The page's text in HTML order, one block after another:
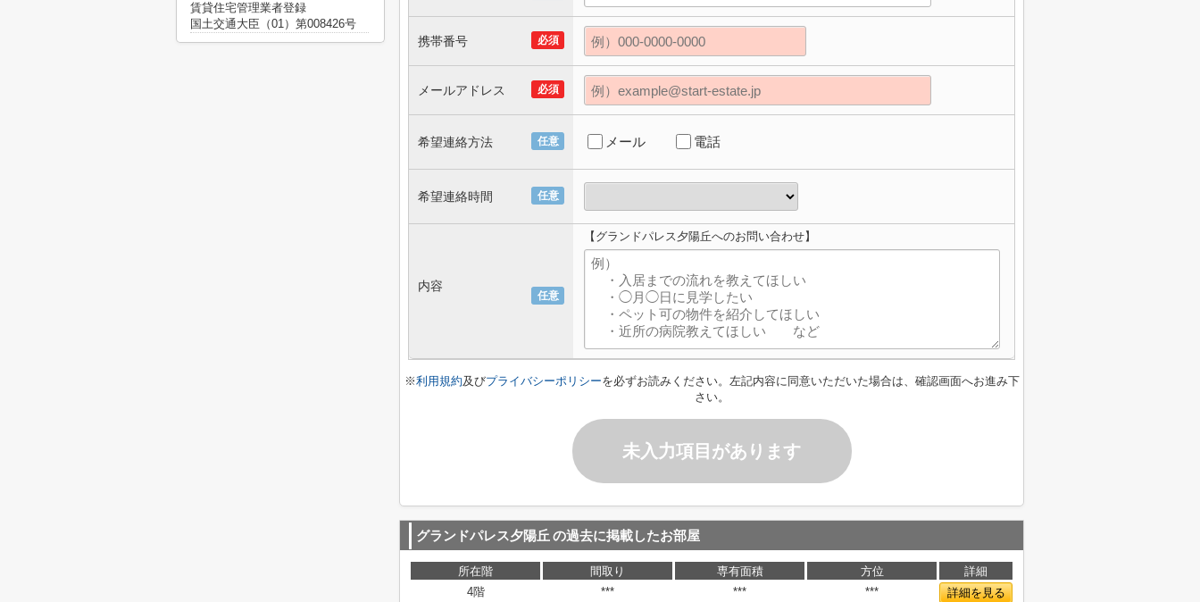
必須
携帯番号
必須
メールアドレス
任意
希望連絡方法 メール 電話
任意
希望連絡時間
任意
内容
【グランドパレス夕陽丘へのお問い合わせ】
※利用規約及びプライバシーポリシーを必ずお読みください。左記内容に同意いただいた場合は、確認画面へお進み下
さい。
未入力項目があります
グランドパレス夕陽丘 の過去に掲載したお部屋
所在階 間取り 専有面積 方位
詳細
4階
*** *** ***
詳細を見る
賃貸住宅管理業者登録
国土交通大臣（01）第008426号